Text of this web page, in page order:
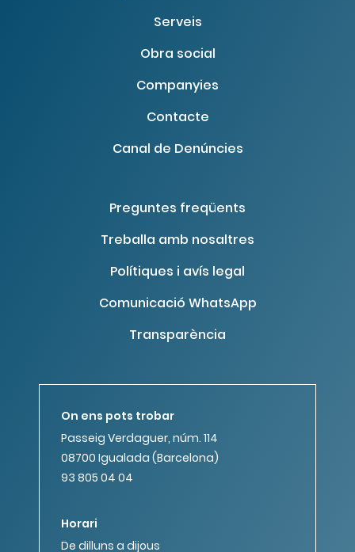
Serveis
Obra social
Companyies
Contacte
Canal de Denúncies
Preguntes freqüents
Treballa amb nosaltres
Polítiques i avís legal
Comunicació WhatsApp
Transparència
On ens pots trobar
Passeig Verdaguer, núm. 114
08700 Igualada (Barcelona)
93 805 04 04
Horari
De dilluns a dijous